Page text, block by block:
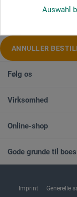
Auswahl
Produktkategorier
ANNULLER
Følg os
Virksomhed
Online-shop
Gode grunde til
Imprint Generelle